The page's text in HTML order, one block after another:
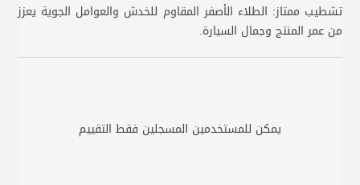
تشطيب ممتاز: الطلاء الأصفر المقاوم للخدش والعوامل الجوية يعزز
من عمر المنتج وجمال السيارة.
يمكن للمستخدمين المسجلين فقط التقييم